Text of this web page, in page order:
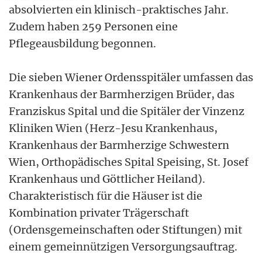
absolvierten ein klinisch-praktisches Jahr.
Zudem haben 259 Personen eine
Pflegeausbildung begonnen.
Die sieben Wiener Ordensspitäler umfassen das
Krankenhaus der Barmherzigen Brüder, das
Franziskus Spital und die Spitäler der Vinzenz
Kliniken Wien (Herz-Jesu Krankenhaus,
Krankenhaus der Barmherzige Schwestern
Wien, Orthopädisches Spital Speising, St. Josef
Krankenhaus und Göttlicher Heiland).
Charakteristisch für die Häuser ist die
Kombination privater Trägerschaft
(Ordensgemeinschaften oder Stiftungen) mit
einem gemeinnützigen Versorgungsauftrag.